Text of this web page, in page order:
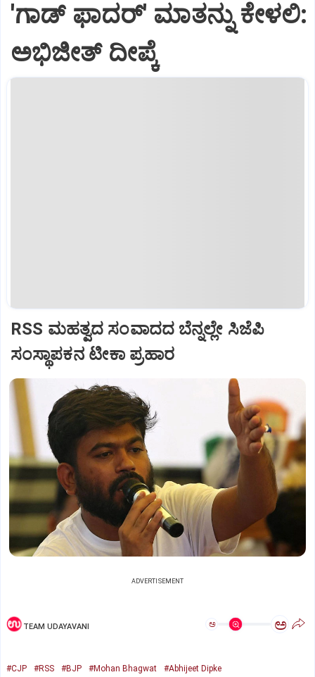
'ಗಾಡ್ ಫಾದರ್' ಮಾತನ್ನು ಕೇಳಲಿ:
ಅಭಿಜೀತ್ ದೀಪ್ಕೆ
RSS ಮಹತ್ವದ ಸಂವಾದದ ಬೆನ್ನಲ್ಲೇ ಸಿಜೆಪಿ
ಸಂಸ್ಥಾಪಕನ ಟೀಕಾ ಪ್ರಹಾರ
ADVERTISEMENT
TEAM UDAYAVANI ಅ ಅ
#CJP #RSS #BJP #Mohan Bhagwat #Abhijeet Dipke